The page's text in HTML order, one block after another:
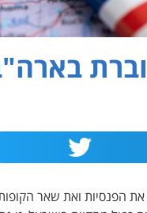
הפנסיות ואת שאר